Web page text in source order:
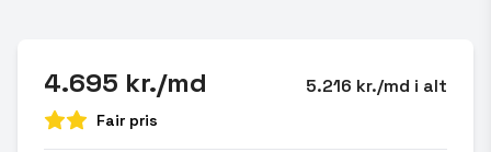
4.695 kr./md 5.216 kr./md i alt
Fair pris